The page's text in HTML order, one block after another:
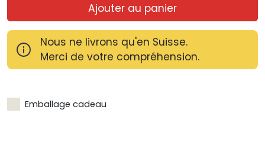
Ajouter au panier
Nous ne livrons qu'en Suisse.
Merci de votre compréhension.
Emballage cadeau